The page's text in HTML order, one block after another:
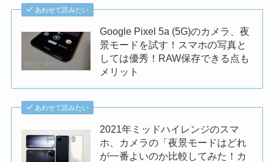
あわせて読みたい
Google Pixel 5a (5G)のカメラ、夜
景モードを試す！スマホの写真と
しては優秀！RAW保存できる点も
メリット
あわせて読みたい
2021年ミッドハイレンジのスマ
ホ、カメラの「夜景モードはどれ
が一番よいのか比較してみた！カ